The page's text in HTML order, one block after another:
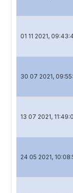
01 11 2021,
30 07 2021,
13 07 2021,
24 05 2021,